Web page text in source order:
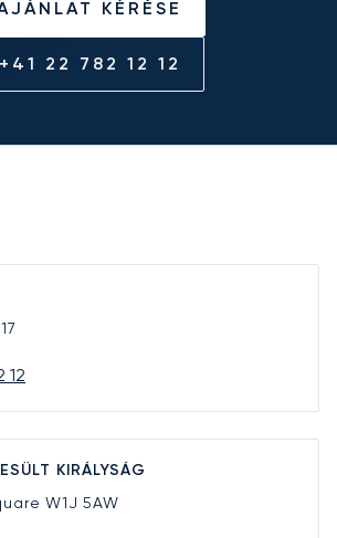
KÉRÉSE
+41 22 782 12 12
12
KIRÁLYSÁG
W1J 5AW